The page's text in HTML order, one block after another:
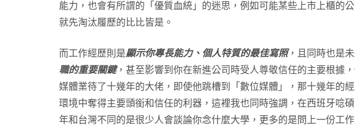
能力，也會有所謂的「優質血統」的迷思，例如可能某些上市上櫃的
就先淘汰履歷的比比皆是。
而工作經歷則是顯示你專長能力、個人特質的最佳寫照，且同時也是
職的重要關鍵，甚至影響到你在新進公司時受人尊敬信任的主要根據
媒體業待了十幾年的大佬，即使他跳槽到「數位媒體」，那十幾年的
環境中奪得主要頭銜和信任的利器，這裡我也同時強調，在西班牙唸
年和台灣不同的是很少人會談論你念什麼大學，更多的是問上一份工